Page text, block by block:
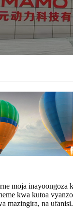
moja inayoongoza
kwa kutoa
mazingira, na ufanisi.